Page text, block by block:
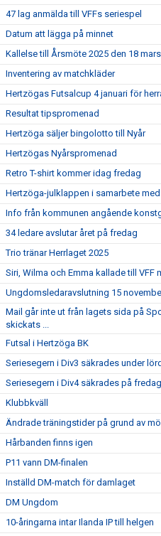
47 lag anmälda till VFFs seriespel
Datum att lägga på minnet
Kallelse till Årsmöte 2025 den 18 mars
Inventering av matchkläder
Hertzögas Futsalcup 4 januari för
Resultat tipspromenad
Hertzöga säljer bingolotto till Nyår
Hertzögas Nyårspromenad
Retro T-shirt kommer idag fredag
Hertzöga-julklappen i samarbete
Info från kommunen angående
34 ledare avslutar året på fredag
Trio tränar Herrlaget 2025
Siri, Wilma och Emma kallade till VFF
Ungdomsledaravslutning 15
Mail går inte ut från lagets sida på
skickats ...
Futsal i Hertzöga BK
Seriesegern i Div3 säkrades under
Seriesegern i Div4 säkrades på fredag
Klubbkväll
Ändrade träningstider på grund av
Hårbanden finns igen
P11 vann DM-finalen
Inställd DM-match för damlaget
DM Ungdom
10-åringarna intar Ilanda IP till helgen